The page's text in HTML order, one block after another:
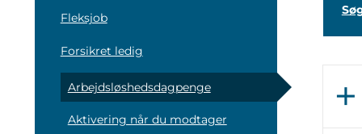
Fleksjob
Forsikret ledig
Arbejdsløshedsdagpenge
Aktivering når du modtager
add